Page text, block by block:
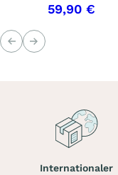
59,90 €
VorigesNächstes
Internationaler